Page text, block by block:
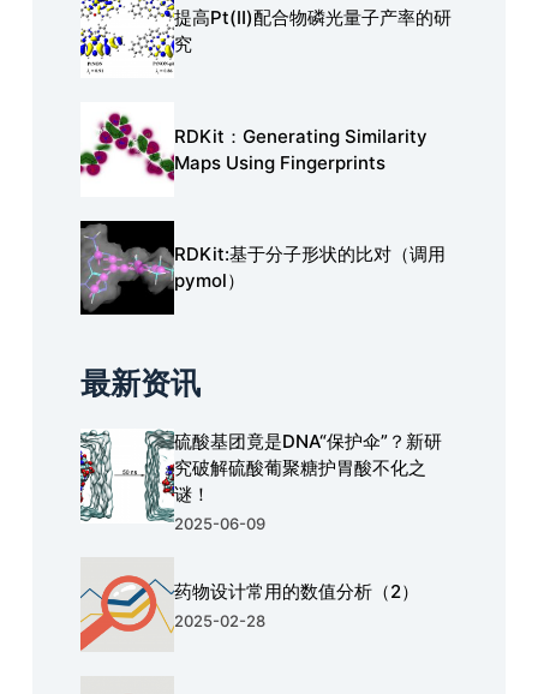
提高Pt(Ⅱ)配合物磷光量子产率的研
究
RDKit：Generating Similarity
Maps Using Fingerprints
RDKit:基于分子形状的比对（调用
pymol）
最新资讯
硫酸基团竟是DNA“保护伞”？新研
究破解硫酸葡聚糖护胃酸不化之
谜！
2025-06-09
药物设计常用的数值分析（2）
2025-02-28